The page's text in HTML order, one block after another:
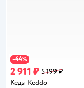
−44%
2 911 ₽ 5 199 ₽
Кеды Keddo